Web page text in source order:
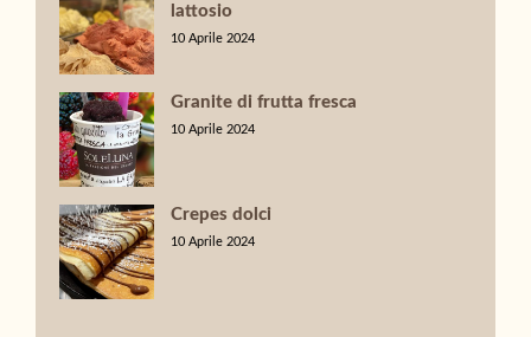
lattosio
10 Aprile 2024
Granite di frutta fresca
10 Aprile 2024
Crepes dolci
10 Aprile 2024